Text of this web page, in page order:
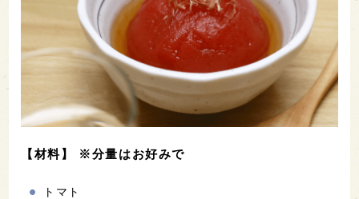
【材料】 ※分量はお好みで
トマト